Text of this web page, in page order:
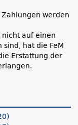
werden
auf einen
hat die FeM
Erstattung der